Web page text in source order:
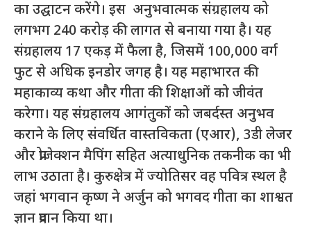
का उद्घाटन करेंगे। इस अनुभवात्मक संग्रहालय को
लगभग 240 करोड़ की लागत से बनाया गया है। यह
संग्रहालय 17 एकड़ में फैला है, जिसमें 100,000 वर्ग
फुट से अधिक इनडोर जगह है। यह महाभारत की
महाकाव्य कथा और गीता की शिक्षाओं को जीवंत
करेगा। यह संग्रहालय आगंतुकों को जबर्दस्‍त अनुभव
कराने के लिए संवर्धित वास्तविकता (एआर), 3डी लेजर
और प्रोजेक्शन मैपिंग सहित अत्याधुनिक तकनीक का भी
लाभ उठाता है। कुरुक्षेत्र में ज्योतिसर वह पवित्र स्थल है
जहां भगवान कृष्ण ने अर्जुन को भगवद गीता का शाश्वत
ज्ञान प्रदान किया था।